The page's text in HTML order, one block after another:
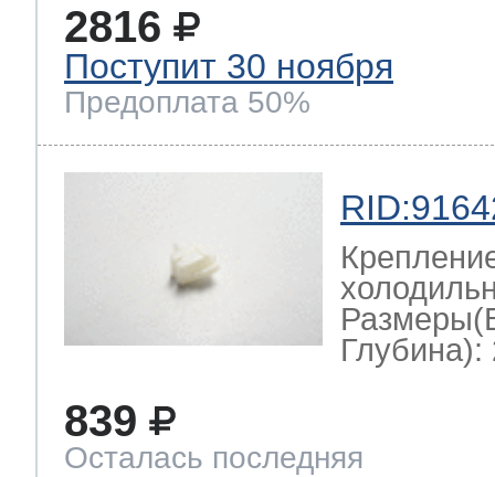
2816
Поступит 30 ноября
Предоплата 50%
Глубина):
839
Осталась последняя